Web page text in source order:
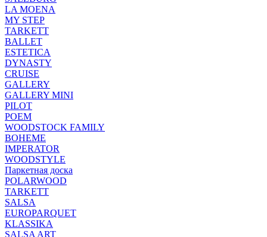
LA MOENA
MY STEP
TARKETT
BALLET
ESTETICA
DYNASTY
CRUISE
GALLERY
GALLERY MINI
PILOT
POEM
WOODSTOCK FAMILY
BOHEME
IMPERATOR
WOODSTYLE
Паркетная доска
POLARWOOD
TARKETT
SALSA
EUROPARQUET
KLASSIKA
SALSA ART